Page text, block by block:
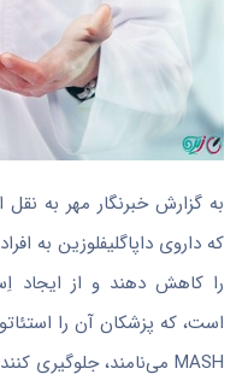
به گزارش خبرنگار مهر به
که داروی داپاگلیفلوزین به
را کاهش دهند و از ایجاد
است، که پزشکان آن را
MASH می‌نامند، جلوگیری کنند.